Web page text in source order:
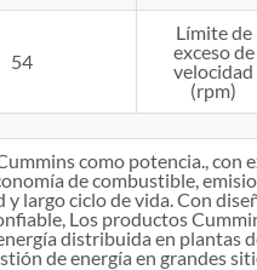
54
Límite de
exceso de
velocidad
(rpm)
como potencia., con
de combustible,
largo ciclo de vida. Con
Los productos
distribuida en plantas
de energía en grandes